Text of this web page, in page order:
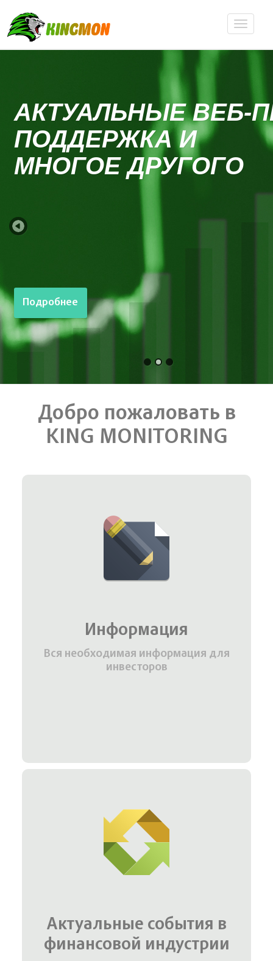
АКТУАЛЬНЫЕ ВЕБ-
ПОДДЕРЖКА И
MНОГОЕ ДРУГОГО
Подробнее
Добро пожаловать в
KING MONITORING
Информация
Вся необходимая информация для
инвесторов
Актуальные события в
финансовой индустрии